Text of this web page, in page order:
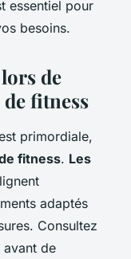
essentiel pour
besoins.
de
fitness
primordiale,
fitness. Les
adaptés
Consultez
avant de